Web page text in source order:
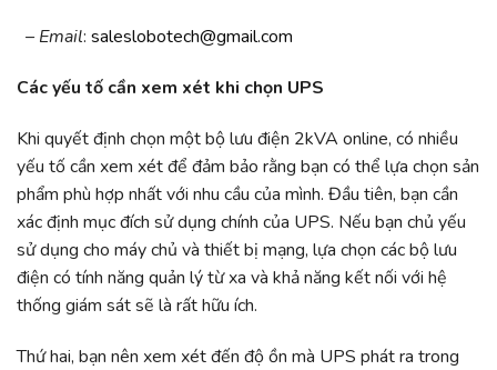
– Email: saleslobotech@gmail.com
Các yếu tố cần xem xét khi chọn UPS
Khi quyết định chọn một bộ lưu điện 2kVA online, có nhiều
yếu tố cần xem xét để đảm bảo rằng bạn có thể lựa chọn sản
phẩm phù hợp nhất với nhu cầu của mình. Đầu tiên, bạn cần
xác định mục đích sử dụng chính của UPS. Nếu bạn chủ yếu
sử dụng cho máy chủ và thiết bị mạng, lựa chọn các bộ lưu
điện có tính năng quản lý từ xa và khả năng kết nối với hệ
thống giám sát sẽ là rất hữu ích.
Thứ hai, bạn nên xem xét đến độ ồn mà UPS phát ra trong